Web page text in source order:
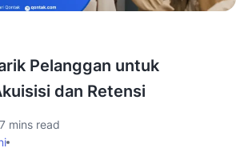
Pelanggan untuk
dan Retensi
7 mins read